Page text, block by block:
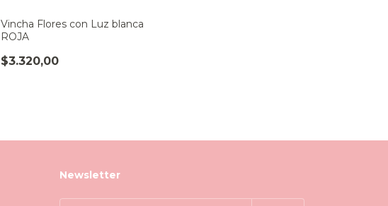
Vincha Flores con Luz blanca
ROJA
$3.320,00
Newsletter